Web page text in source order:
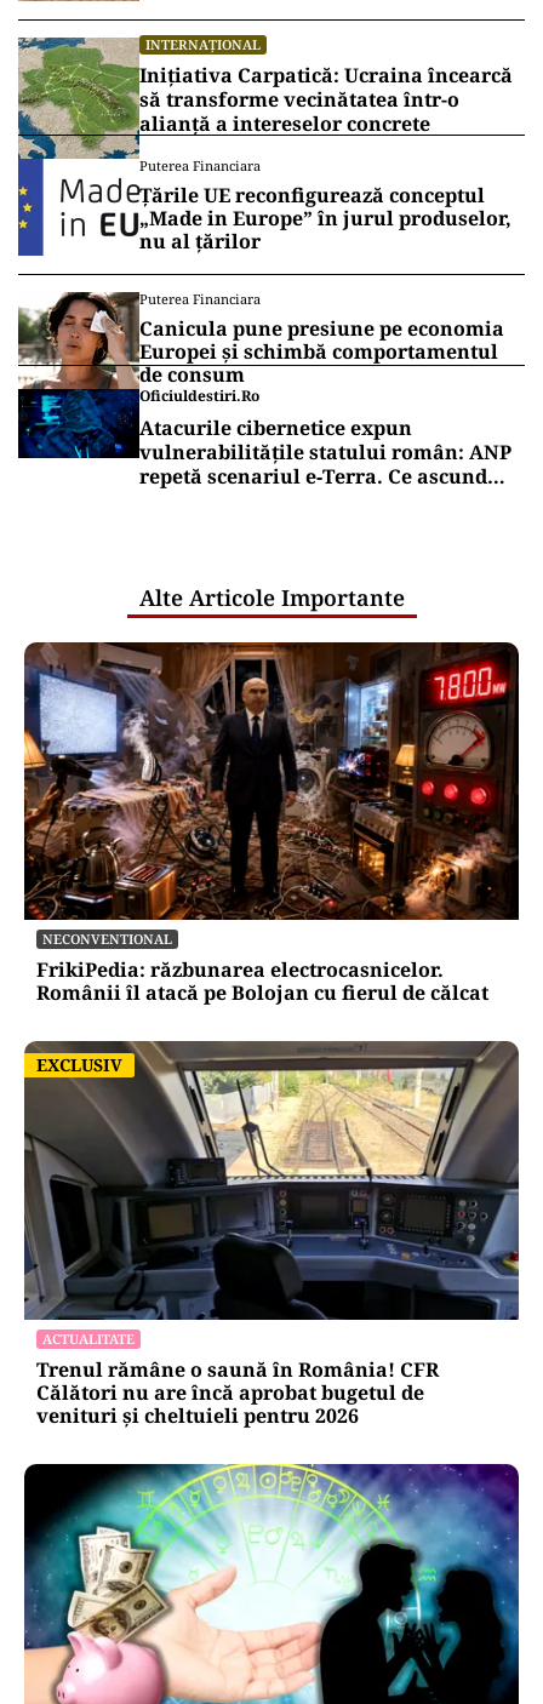
INTERNAȚIONAL
Inițiativa Carpatică: Ucraina încearcă
să transforme vecinătatea într-o
alianță a intereselor concrete
Puterea Financiara
Țările UE reconfigurează conceptul
„Made in Europe” în jurul produselor,
nu al țărilor
Puterea Financiara
Canicula pune presiune pe economia
Europei și schimbă comportamentul
de consum
Oficiuldestiri.ro
Atacurile cibernetice expun
vulnerabilitățile statului român: ANP
repetă scenariul e‑Terra. Ce ascund
Alte Articole Importante
NECONVENTIONAL
FrikiPedia: răzbunarea electrocasnicelor.
Românii îl atacă pe Bolojan cu fierul de călcat
EXCLUSIV
EXCLUSIV
ACTUALITATE
Trenul rămâne o saună în România! CFR
Călători nu are încă aprobat bugetul de
venituri și cheltuieli pentru 2026